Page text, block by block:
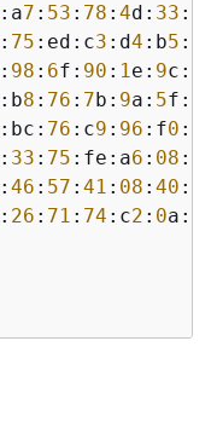
:a7 : 53 : 78 : 4d: 33 :
: 75 :ed:c3 :d4 :b5 :e
: 98 : 6f: 90 : 1e: 9c:e
8 : 76 : 7b: 9a: 5f:d
76 :c9 : 96 :f0 :
33 : 75 :fe:a6 : 08 :d
46 : 57 : 41 : 08 : 40 :b
: 26 : 71 : 74 :c2 : 0a: